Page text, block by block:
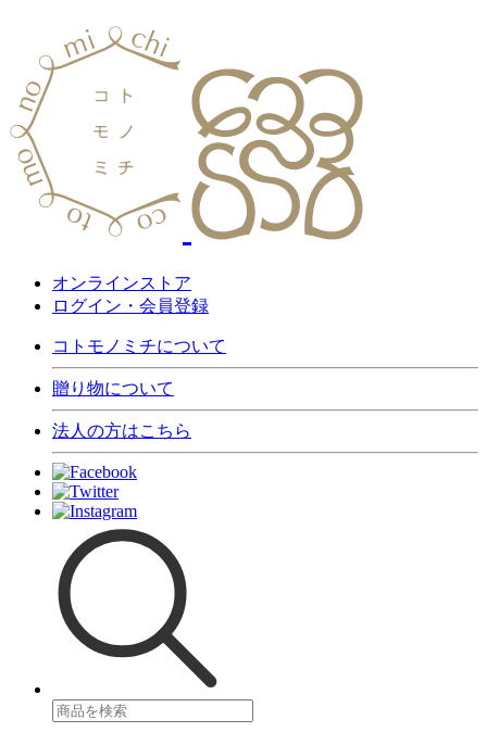
オンラインストア
ログイン・会員登録
コトモノミチについて
贈り物について
法人の方はこちら